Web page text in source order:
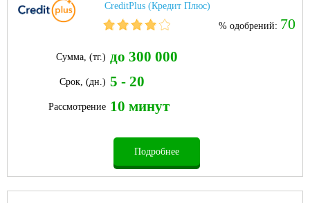
CreditPlus (Кредит Плюс)
% одобрений: 70
Сумма, (тг.) до 300 000
Срок, (дн.) 5 - 20
Рассмотрение 10 минут
Подробнее